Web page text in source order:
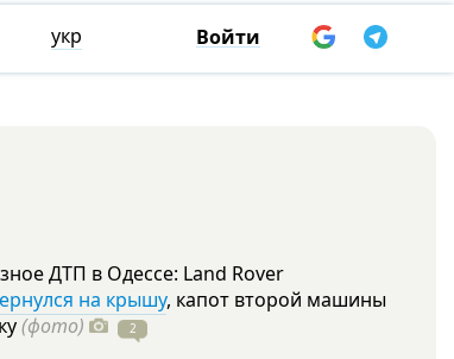
укр Войти
ДТП в Одессе: Land Rover
на крышу, капот второй машины
(фото) 2